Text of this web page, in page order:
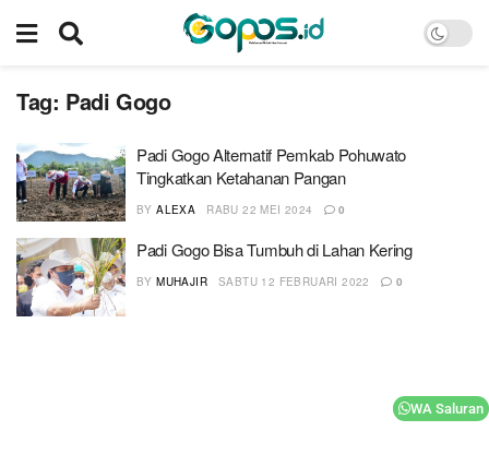
Tag: Padi Gogo
Padi Gogo Alternatif Pemkab Pohuwato
Tingkatkan Ketahanan Pangan
BY ALEXA RABU 22 MEI 2024 0
Padi Gogo Bisa Tumbuh di Lahan Kering
BY MUHAJIR SABTU 12 FEBRUARI 2022 0
WA Saluran